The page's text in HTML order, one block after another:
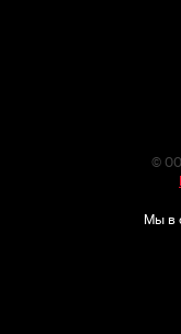
©
Мы в